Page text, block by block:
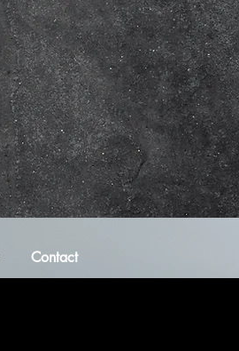
Contact